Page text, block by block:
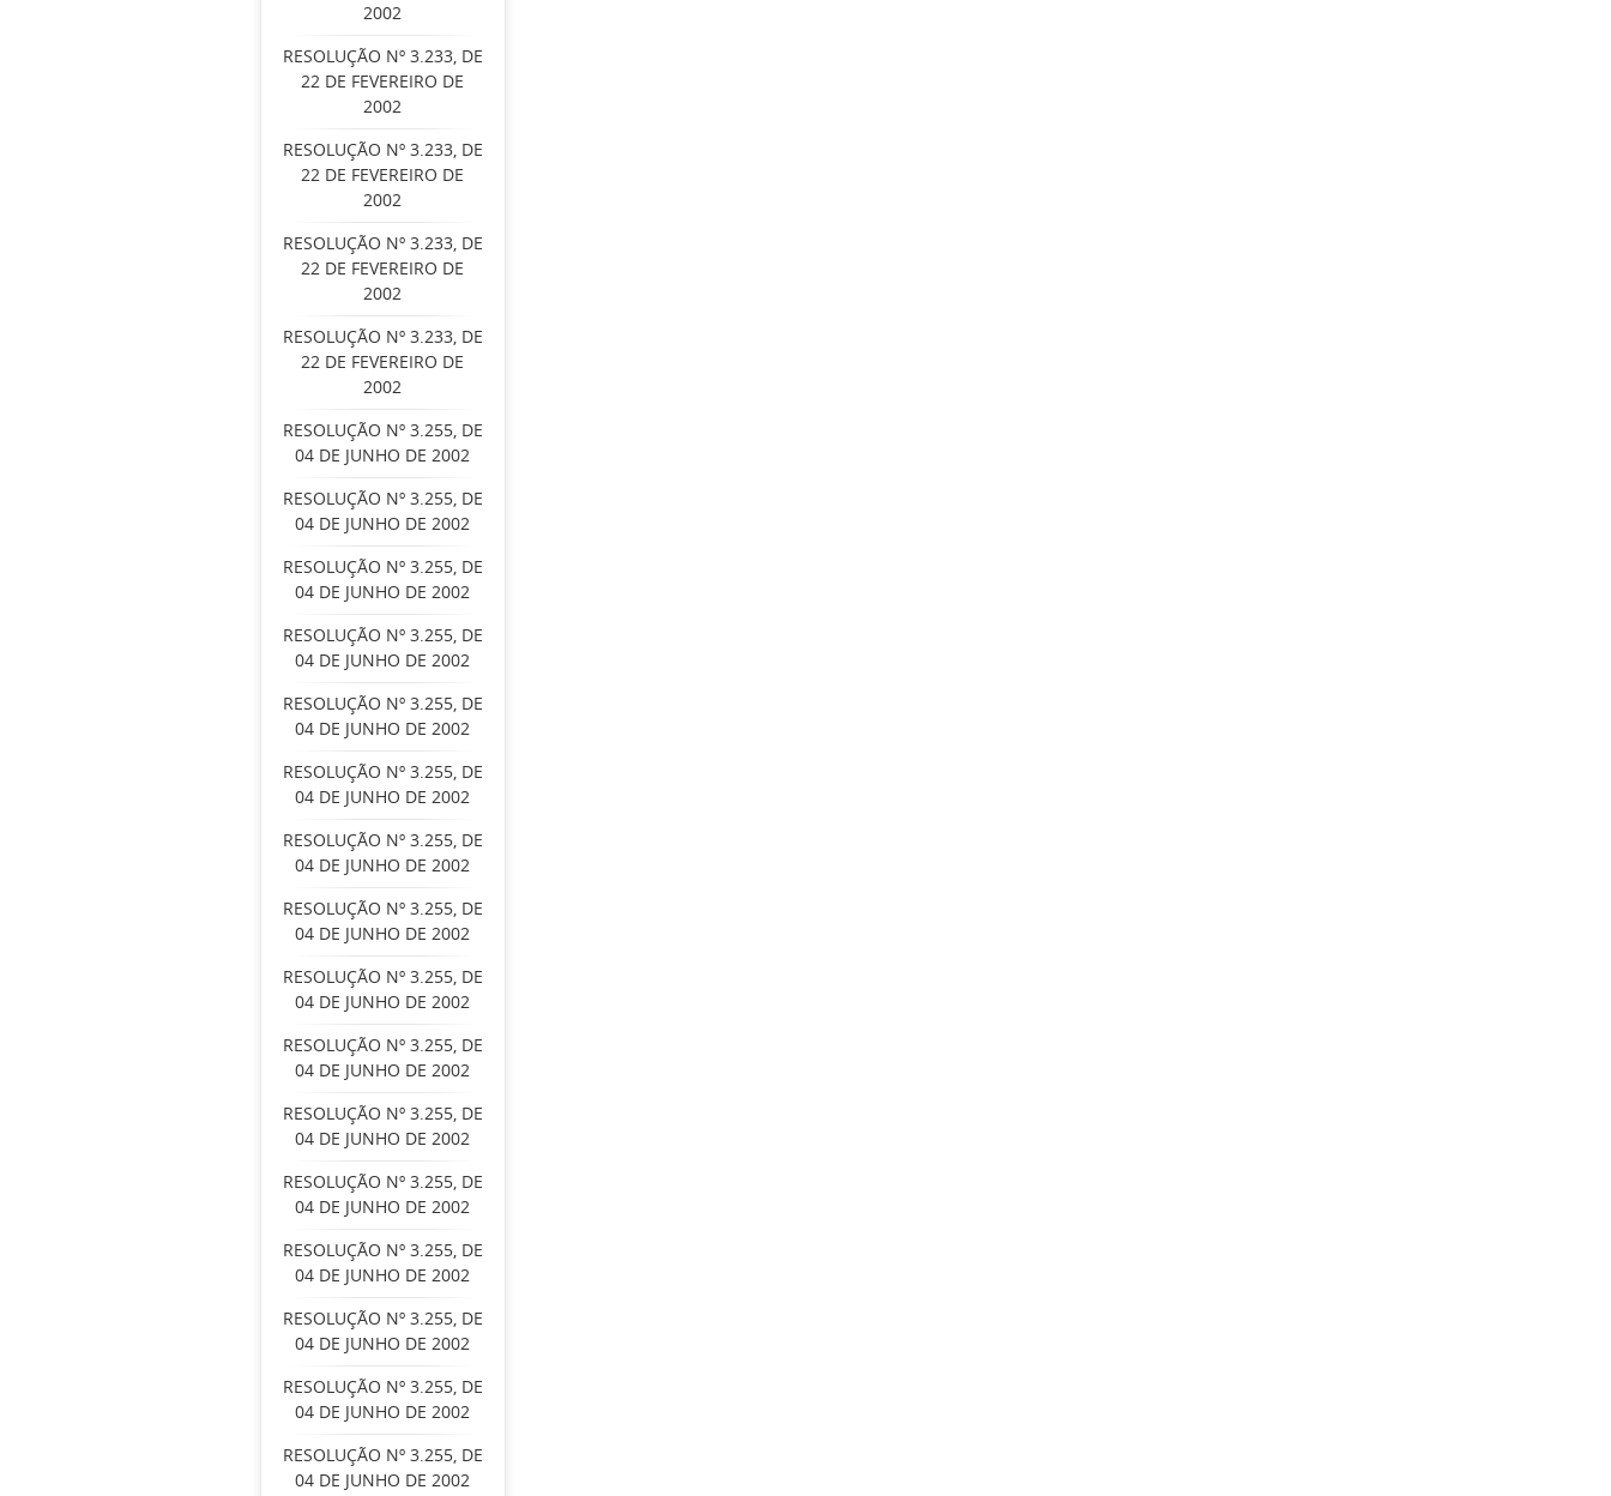
2002
RESOLUÇÃO Nº 3.233, DE
22 DE FEVEREIRO DE
2002
RESOLUÇÃO Nº 3.233, DE
22 DE FEVEREIRO DE
2002
RESOLUÇÃO Nº 3.233, DE
22 DE FEVEREIRO DE
2002
RESOLUÇÃO Nº 3.233, DE
22 DE FEVEREIRO DE
2002
RESOLUÇÃO Nº 3.255, DE
04 DE JUNHO DE 2002
RESOLUÇÃO Nº 3.255, DE
04 DE JUNHO DE 2002
RESOLUÇÃO Nº 3.255, DE
04 DE JUNHO DE 2002
RESOLUÇÃO Nº 3.255, DE
04 DE JUNHO DE 2002
RESOLUÇÃO Nº 3.255, DE
04 DE JUNHO DE 2002
RESOLUÇÃO Nº 3.255, DE
04 DE JUNHO DE 2002
RESOLUÇÃO Nº 3.255, DE
04 DE JUNHO DE 2002
RESOLUÇÃO Nº 3.255, DE
04 DE JUNHO DE 2002
RESOLUÇÃO Nº 3.255, DE
04 DE JUNHO DE 2002
RESOLUÇÃO Nº 3.255, DE
04 DE JUNHO DE 2002
RESOLUÇÃO Nº 3.255, DE
04 DE JUNHO DE 2002
RESOLUÇÃO Nº 3.255, DE
04 DE JUNHO DE 2002
RESOLUÇÃO Nº 3.255, DE
04 DE JUNHO DE 2002
RESOLUÇÃO Nº 3.255, DE
04 DE JUNHO DE 2002
RESOLUÇÃO Nº 3.255, DE
04 DE JUNHO DE 2002
RESOLUÇÃO Nº 3.255, DE
04 DE JUNHO DE 2002